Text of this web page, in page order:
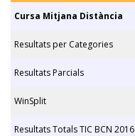
Cursa Mitjana Distància
Resultats per Categories
Resultats Parcials
WinSplit
Resultats Totals TIC BCN 2016